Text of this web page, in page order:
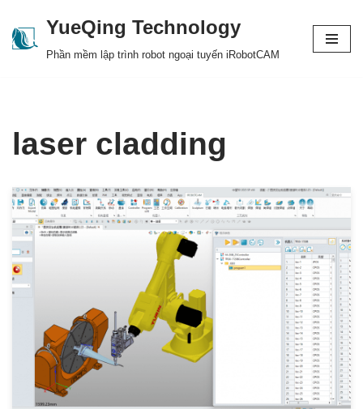
Skip
YueQing Technology
Phần mềm lập trình robot ngoại tuyến iRobotCAM
laser cladding